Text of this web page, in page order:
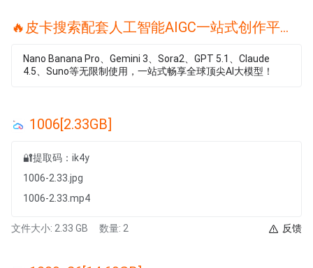
🔥皮卡搜索配套人工智能AIGC一站式创作平台🔥
Nano Banana Pro、Gemini 3、Sora2、GPT 5.1、Claude
4.5、Suno等无限制使用，一站式畅享全球顶尖AI大模型！
1006[2.33GB]
🔐提取码：ik4y
1006-2.33.jpg
1006-2.33.mp4
文件大小: 2.33 GB 数量: 2 反馈